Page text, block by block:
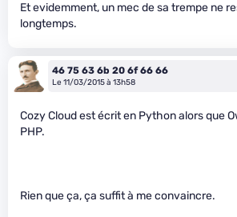
Et evidemment, un mec de sa trempe ne
longtemps.
46 75 63 6b 20 6f 66 66
Le 11/03/2015 à 13h58
Cozy Cloud est écrit en Python alors que
PHP.
Rien que ça, ça suffit à me convaincre.